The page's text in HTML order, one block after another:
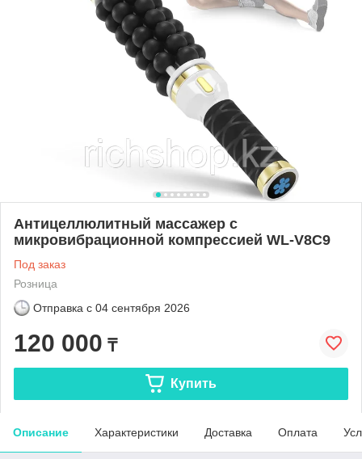
Антицеллюлитный массажер с
микровибрационной компрессией WL-V8C9
Под заказ
Розница
Отправка с 04 сентября 2026
120 000 ₸
Купить
Описание Характеристики Доставка Оплата